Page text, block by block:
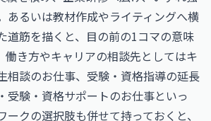
あるいは教材作成やライティングへ横
道筋を描くと、目の前の1コマの意味
働き方やキャリアの相談先としてはキ
相談のお仕事、受験・資格指導の延長
受験・資格サポートのお仕事といっ
ークの選択肢も併せて持っておくと、